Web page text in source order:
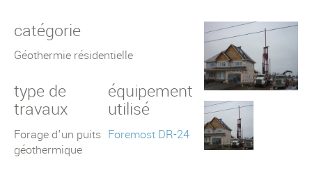
catégorie
Géothermie résidentielle
type de
travaux
Forage d'un puits
géothermique
équipement
utilisé
Foremost DR-24